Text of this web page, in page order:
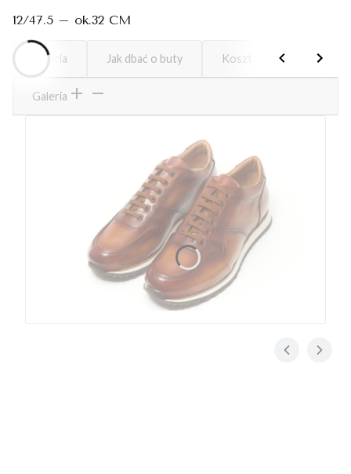
12/47.5 – ok.32 CM
Galeria Jak dbać o buty Koszty dostawy
Galeria